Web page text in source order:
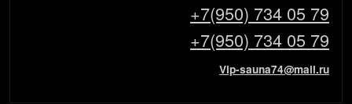
+7(950) 734 05 79
+7(950) 734 05 79
Vip-sauna74@mail.ru